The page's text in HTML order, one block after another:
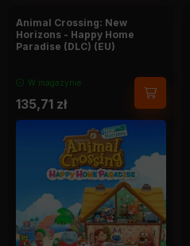
Animal Crossing: New
Horizons - Happy Home
Paradise (DLC) (EU)
W magazynie
135,71 zł